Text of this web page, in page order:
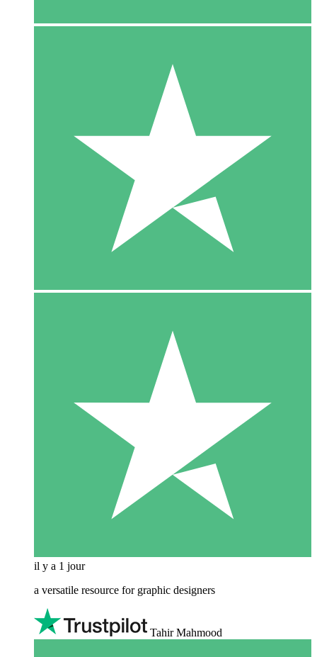
il y a 1 jour
a versatile resource for graphic designers
Tahir Mahmood